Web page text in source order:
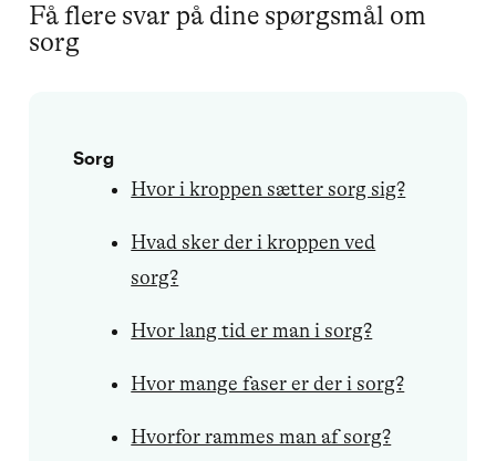
Få flere svar på dine spørgsmål om
sorg
Sorg
Hvor i kroppen sætter sorg sig?
Hvad sker der i kroppen ved
sorg?
Hvor lang tid er man i sorg?
Hvor mange faser er der i sorg?
Hvorfor rammes man af sorg?